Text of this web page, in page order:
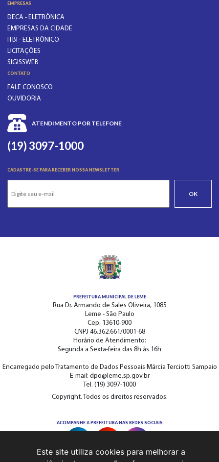
EMPRESAS
DECA - ELETRÔNICA
EMPRESAS DA CIDADE
ITBI - ELETRÔNICO
LICITAÇÕES
SIGISSWEB
CONTATO
FALE CONOSCO
OUVIDORIA
ATENDIMENTO POR TELEFONE
(19) 3097-1000
CADASTRE-SE PARA RECEBER NOSSA NEWSLETTER
OK
PREFEITURA MUNICIPAL DE LEME
Rua Dr. Armando de Sales Oliveira, 1085
Leme - São Paulo
Cep. 13610-900
CNPJ 46.362.661/0001-68
Horário de Atendimento:
Segunda a Sexta-feira das 8h às 16h
Encarregado pelo Tratamento de Dados Pessoais Márcia Terciotti Sampaio
E-mail: dpo@leme.sp.gov.br
Tel. (19) 3097-1000
Copyright. Todos os direitos reservados.
ACOMPANHE A PREFEITURA NAS REDES SOCIAIS
Este site utiliza cookies para melhorar a